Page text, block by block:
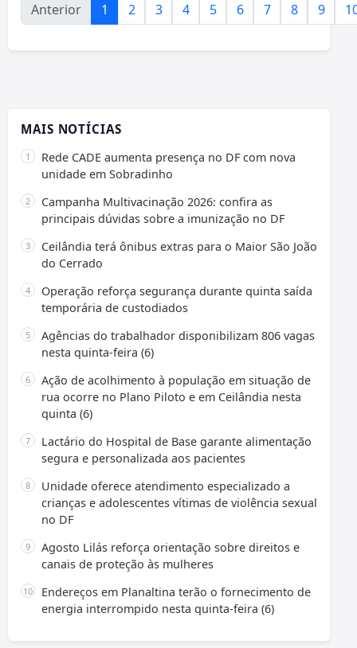
Anterior 1 2 3 4 5 6 7 8 9
MAIS NOTÍCIAS
Rede CADE aumenta presença no DF com nova
unidade em Sobradinho
Campanha Multivacinação 2026: confira as
principais dúvidas sobre a imunização no DF
Ceilândia terá ônibus extras para o Maior São João
do Cerrado
Operação reforça segurança durante quinta saída
temporária de custodiados
Agências do trabalhador disponibilizam 806 vagas
nesta quinta-feira (6)
Ação de acolhimento à população em situação de
rua ocorre no Plano Piloto e em Ceilândia nesta
quinta (6)
Lactário do Hospital de Base garante alimentação
segura e personalizada aos pacientes
Unidade oferece atendimento especializado a
crianças e adolescentes vítimas de violência sexual
no DF
Agosto Lilás reforça orientação sobre direitos e
canais de proteção às mulheres
Endereços em Planaltina terão o fornecimento de
energia interrompido nesta quinta-feira (6)